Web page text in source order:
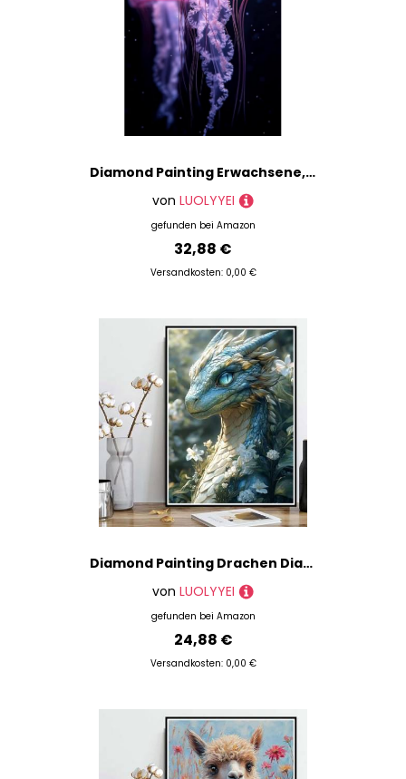
Diamond Painting Erwachsene, Diamond Painting Qualle Crystal Art Tier Muster 5D DIY Diamant Malerei Cross Stitch Stickerei Basteln Erwachsene Set für Deko Wohnzimmer, Geschenke 60×80cm -ly25082DW
von LUOLYYEI
gefunden bei Amazon
32,88 €
Versandkosten: 0,00 €
Diamond Painting Drachen Diamond Painting XXL 50×70cm, 5D Crystal Art Tier Muster DIY Runden Steine Vollbohrer Mosaik Bastelset Erwachsene für Zimmer Deko Wohnzimmer, Geschenke für Frauen -ly250820Y
von LUOLYYEI
gefunden bei Amazon
24,88 €
Versandkosten: 0,00 €